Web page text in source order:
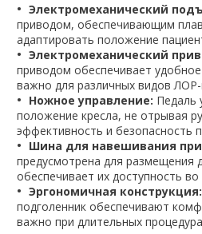
Электромеханический
приводом, обеспечивающим
адаптировать положение
Электромеханический
приводом обеспечивает
важно для различных видов
Ножное управление: Педаль
положение кресла, не отрывая
эффективность и безопасность
Шина для навешивания
предусмотрена для размещения
обеспечивает их доступность
Эргономичная конструкция:
подголенник обеспечивают
важно при длительных